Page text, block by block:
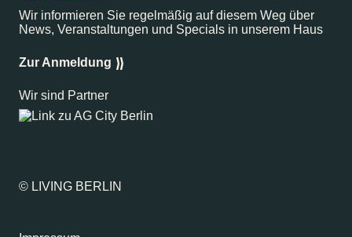
Kantstr. 17
–
10623Berlin
Wir informieren Sie regelmäßig auf diesem Weg über
News, Veranstaltungen und Specials in unserem Haus
Zur Anmeldung
Wir sind Partner
© LIVING BERLIN